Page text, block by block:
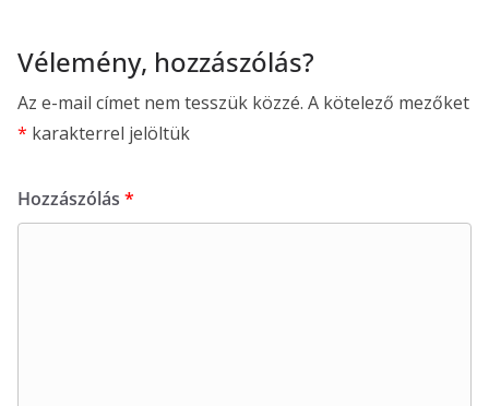
Vélemény, hozzászólás?
Az e-mail címet nem tesszük közzé. A kötelező mezőket
* karakterrel jelöltük
Hozzászólás *